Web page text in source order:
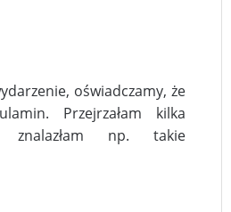
oświadczamy, że
Przejrzałam kilka
znalazłam np. takie